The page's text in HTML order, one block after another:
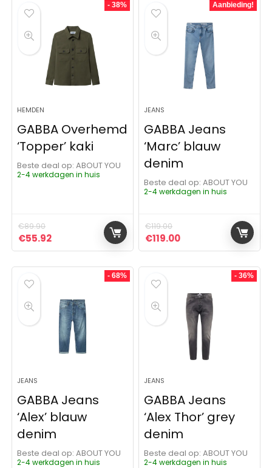
- 38%
HEMDEN
GABBA Overhemd
‘Topper’ kaki
Beste deal op:
ABOUT YOU
2-4 werkdagen in huis
€89.90
Oorspronkelijke prijs was: €89.90.
€55.92Huidige prijs is: €55.92.
Aanbieding!
JEANS
GABBA Jeans
‘Marc’ blauw
denim
Beste deal op:
ABOUT YOU
2-4 werkdagen in huis
€119.00
Oorspronkelijke prijs was:
€119.00Huidige prijs is:
- 68%
JEANS
GABBA Jeans
‘Alex’ blauw
denim
Beste deal op:
ABOUT YOU
2-4 werkdagen in huis
- 36%
JEANS
GABBA Jeans
‘Alex Thor’ grey
denim
Beste deal op:
ABOUT YOU
2-4 werkdagen in huis